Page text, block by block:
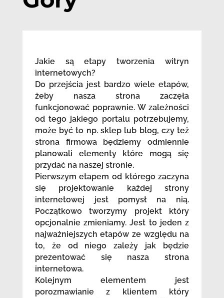
Jakie są etapy tworzenia witryn
internetowych?
Do przejścia jest bardzo wiele etapów,
żeby nasza strona zaczęła
funkcjonować poprawnie. W zależności
od tego jakiego portalu potrzebujemy,
może być to np. sklep lub blog, czy też
strona firmowa będziemy odmiennie
planowali elementy które mogą się
przydać na naszej stronie.
Pierwszym etapem od którego zaczyna
się projektowanie każdej strony
internetowej jest pomysł na nią.
Początkowo tworzymy projekt który
opcjonalnie zmieniamy. Jest to jeden z
najważniejszych etapów ze względu na
to, że od niego zależy jak będzie
prezentować się nasza strona
internetowa.
Kolejnym elementem jest
porozmawianie z klientem który